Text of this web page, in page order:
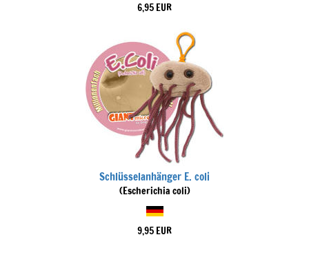
6,95 EUR
Schlüsselanhänger E. coli
(Escherichia coli)
9,95 EUR